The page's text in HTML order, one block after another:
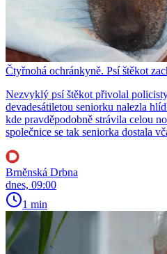
Čtyřnohá ochránkyně. Psí štěkot
Nezvyklý psí štěkot přivolal
devadesátiletou seniorku nalezla
kde pravděpodobně strávila celou
společnice se tak seniorka dostala
Brněnská Drbna
dnes, 09:00
1 min